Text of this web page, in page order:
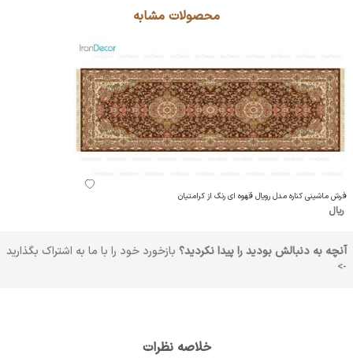
محصولات مشابه
فرش ماشینی کناره مدل رویال قهوه ای رنگ از کرامتیان
ریال
آنچه به دنبالش بودید را پیدا نکردید؟ بازخورد خود را با ما به اشتراک بگذارید
->
خلاصه نظرات